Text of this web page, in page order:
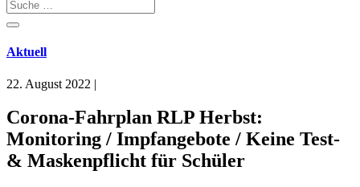
Aktuell
22. August 2022 |
Corona-Fahrplan RLP Herbst:
Monitoring / Impfangebote / Keine Test-
& Maskenpflicht für Schüler